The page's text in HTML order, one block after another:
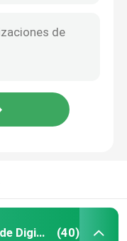
Máquina imprimindo ondulada de Digitas (40)